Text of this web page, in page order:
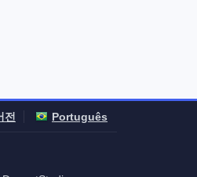
전 Português